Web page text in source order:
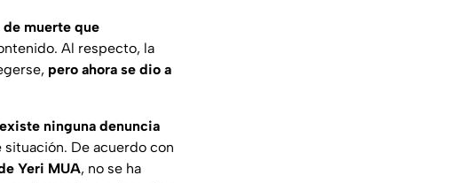
de muerte que
Al respecto, la
pero ahora se dio a
ninguna denuncia
De acuerdo con
Yeri MUA, no se ha